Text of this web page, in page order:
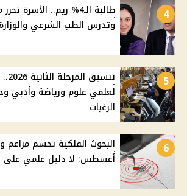
4
طالبة الـ4% ريم.. الأسرة
وتدرس الطب الشرعي
5
لعلمي علوم ورياضة وأدبي
الرغبات
6
أغسطس: لا دليل علمي على